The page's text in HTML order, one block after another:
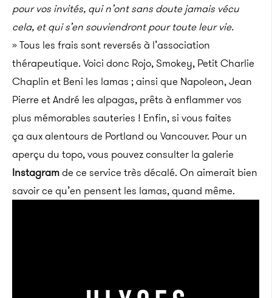
pour vos invités, qui n’ont sans doute jamais vécu
cela, et qui s’en souviendront pour toute leur vie.
» Tous les frais sont reversés à l’association
thérapeutique. Voici donc Rojo, Smokey, Petit Charlie
Chaplin et Beni les lamas ; ainsi que Napoleon, Jean
Pierre et André les alpagas, prêts à enflammer vos
plus mémorables sauteries ! Enfin, si vous faites
ça aux alentours de Portland ou Vancouver. Pour un
aperçu du topo, vous pouvez consulter la galerie
Instagramde ce service très décalé. On aimerait bien
savoir ce qu’en pensent les lamas, quand même.